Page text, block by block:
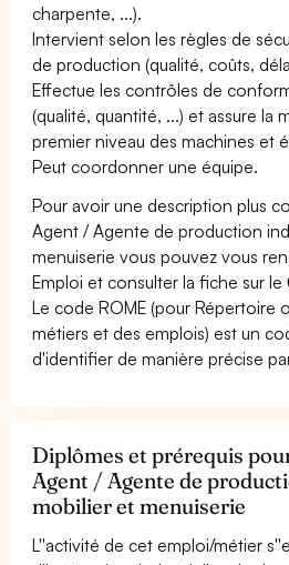
charpente, ...).
Intervient selon les règles de
de production (qualité, coûts,
Effectue les contrôles de
(qualité, quantité, ...) et assure la
premier niveau des machines et
Peut coordonner une équipe.
Pour avoir une description plus
Agent / Agente de production
menuiserie vous pouvez vous
Emploi et consulter la fiche sur le
Le code ROME (pour Répertoire
métiers et des emplois) est un
d'identifier de manière précise
Diplômes et prérequis
Agent / Agente de
mobilier et menuiserie
L''activité de cet emploi/métier